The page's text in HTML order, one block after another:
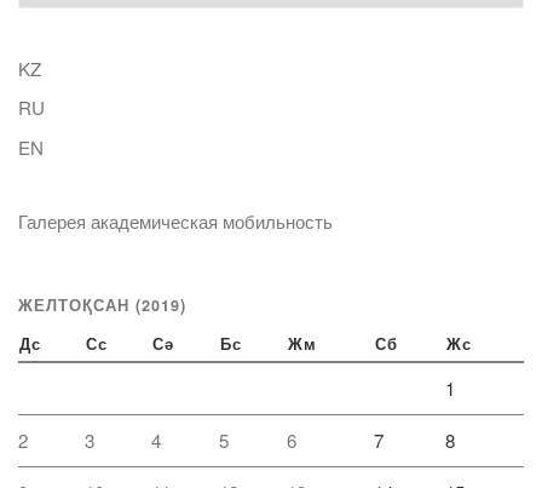
KZ
RU
EN
Галерея академическая мобильность
ЖЕЛТОҚСАН (2019)
Дс Сс Сә Бс Жм Сб Жс
1
2 3 4 5 6 7 8